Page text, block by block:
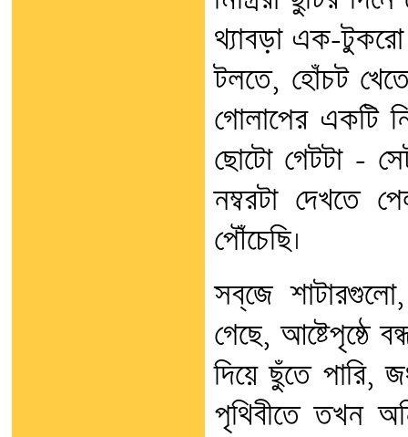
থ্যাবড়া এক-টুকরো
টলতে, হোঁচট
গোলাপের একটি
ছোটো গেটটা –
নম্বরটা দেখতে
পৌঁচেছি।
সব্‌জে
গেছে, আষ্টেপৃষ্ঠে
দিয়ে ছুঁতে পারি,
পৃথিবীতে তখন